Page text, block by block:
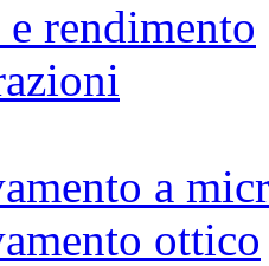
rendimento
a
ottico